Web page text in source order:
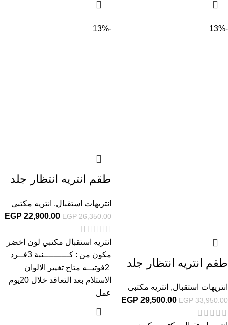
-13%
طقم انتريه انتظار جلد
انتريهات استقبال, انتريه مكتبى
EGP33,950.00
EGP 29,500.00
-13%
طقم انتريه انتظار جلد
انتريهات استقبال, انتريه مكتبى
EGP26,350.00
EGP 22,900.00
انتريه استقبال مكتبي لون اخضر
مكون من : كــــــــــنبة 3فــرد
2فوتيــه متاح تغيير الالوان
الاستلام بعد التعاقد خلال 20يوم
عمل